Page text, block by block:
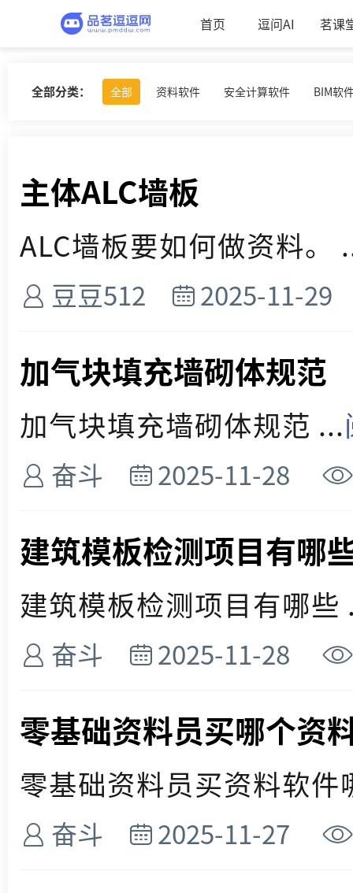
首页 逗问AI 茗课
全部分类： 全部 资料软件 安全计算软件 BIM软
主体ALC墙板
ALC墙板要如何做资料。
豆豆512 2025-11-29
加气块填充墙砌体规范
加气块填充墙砌体规范 ...
奋斗 2025-11-28
建筑模板检测项目有哪
建筑模板检测项目有哪些
奋斗 2025-11-28
零基础资料员买哪个资
零基础资料员买资料软
奋斗 2025-11-27